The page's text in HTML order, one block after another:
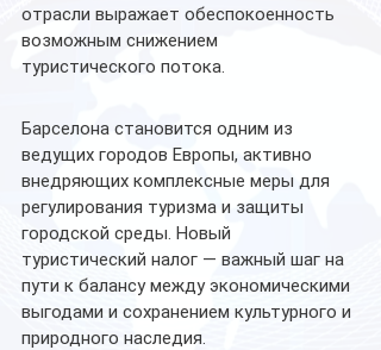
отрасли выражает обеспокоенность
возможным снижением
туристического потока.
Барселона становится одним из
ведущих городов Европы, активно
внедряющих комплексные меры для
регулирования туризма и защиты
городской среды. Новый
туристический налог — важный шаг на
пути к балансу между экономическими
выгодами и сохранением культурного и
природного наследия.